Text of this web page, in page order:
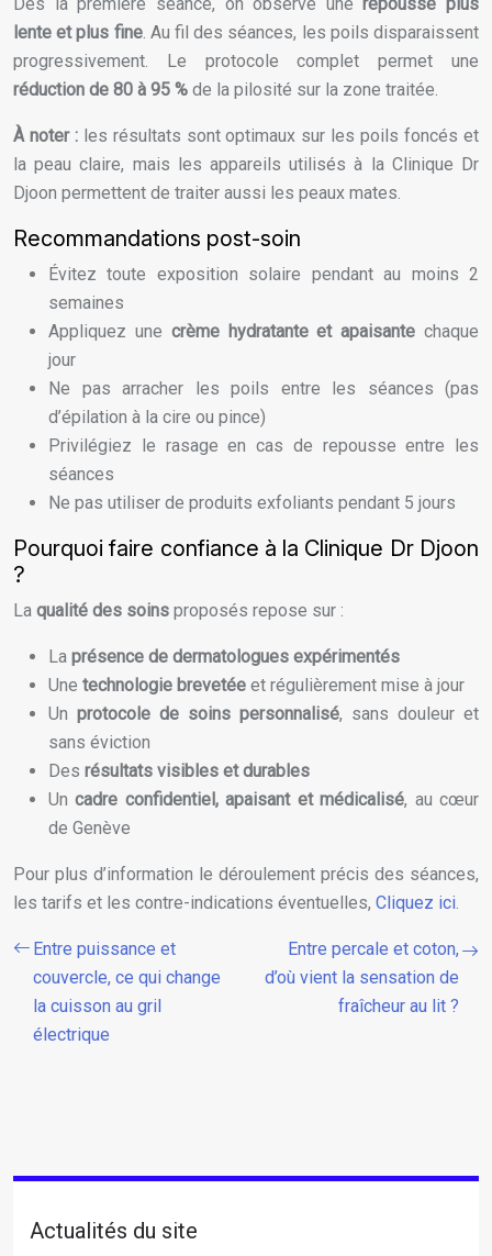
lente et plus fine. Au fil des séances, les poils disparaissent
progressivement. Le protocole complet permet une
réduction de 80 à 95 % de la pilosité sur la zone traitée.
À noter :les résultats sont optimaux sur les poils foncés et
la peau claire, mais les appareils utilisés à la Clinique Dr
Djoon permettent de traiter aussi les peaux mates.
Recommandations post-soin
Évitez toute exposition solaire pendant au moins 2
semaines
Appliquez une crème hydratante et apaisante chaque
jour
Ne pas arracher les poils entre les séances (pas
d’épilation à la cire ou pince)
Privilégiez le rasage en cas de repousse entre les
séances
Ne pas utiliser de produits exfoliants pendant 5 jours
Pourquoi faire confiance à la Clinique Dr Djoon
?
La qualité des soins proposés repose sur :
La présence de dermatologues expérimentés
Une technologie brevetée et régulièrement mise à jour
Un protocole de soins personnalisé, sans douleur et
sans éviction
Des résultats visibles et durables
Uncadre confidentiel, apaisant et médicalisé, au cœur
de Genève
Pour plus d’information le déroulement précis des séances,
les tarifs et les contre-indications éventuelles, Cliquez ici.
Entre puissance et
couvercle, ce qui change
la cuisson au gril
électrique
Entre percale et coton,
d’où vient la sensation de
fraîcheur au lit ?
Actualités du site